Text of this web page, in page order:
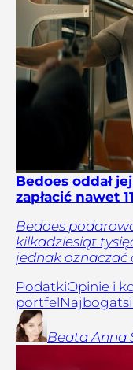
Bedoes oddał
zapłacić nawet
Bedoes
kilkadziesiąt
jednak oznaczać
PodatkiOpinie i
portfelNajbogatsi
Beata Anna